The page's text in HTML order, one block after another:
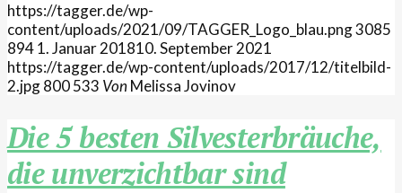
https://tagger.de/wp-
content/uploads/2021/09/TAGGER_Logo_blau.png3085
8941. Januar 201810. September 2021
https://tagger.de/wp-content/uploads/2017/12/titelbild-
2.jpg800533 VonMelissa Jovinov
Die 5 besten Silvesterbräuche,
die unverzichtbar sind